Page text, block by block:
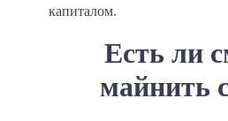
капиталом.
Есть ли
майнить